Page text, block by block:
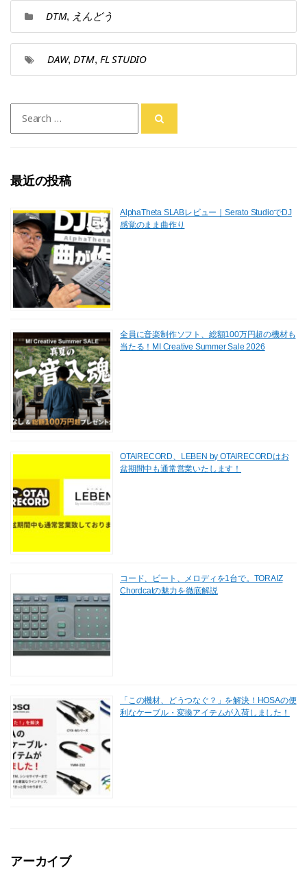
DTM, えんどう
DAW,DTM, FL STUDIO
for:
最近の投稿
AlphaTheta SLABレビュー｜Serato StudioでDJ
感覚のまま曲作り
全員に音楽制作ソフト、総額100万円超の機材も
当たる！MI Creative Summer Sale 2026
OTAIRECORD、LEBEN by OTAIRECORDはお
盆期間中も通常営業いたします！
コード、ビート、メロディを1台で。TORAIZ
Chordcatの魅力を徹底解説
「この機材、どうつなぐ？」を解決！HOSAの便
利なケーブル・変換アイテムが入荷しました！
アーカイブ